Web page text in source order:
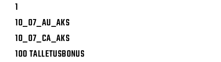
1
10_07_AU_AKS
10_07_CA_AKS
100 TALLETUSBONUS